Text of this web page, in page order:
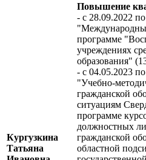
Кургузкина
Татьяна
Повышение
- с 28.09.2022
программе
учреждениях
образования"
- с 04.05.2023
"Учебно-
гражданской
ситуациям
программе
должностных
гражданской
областной